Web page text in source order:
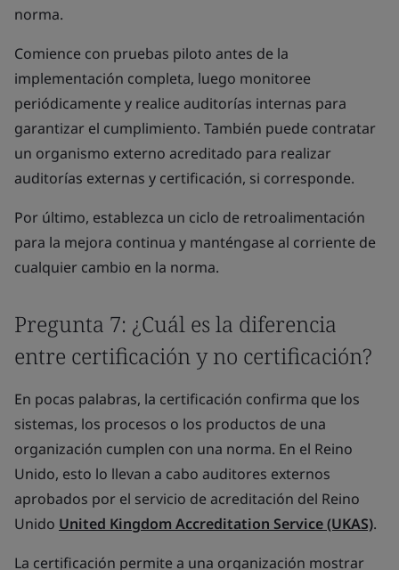
norma.
Comience con pruebas piloto antes de la
implementación completa, luego monitoree
periódicamente y realice auditorías internas para
garantizar el cumplimiento. También puede contratar
un organismo externo acreditado para realizar
auditorías externas y certificación, si corresponde.
Por último, establezca un ciclo de retroalimentación
para la mejora continua y manténgase al corriente de
cualquier cambio en la norma.
Pregunta 7: ¿Cuál es la diferencia
entre certificación y no certificación?
En pocas palabras, la certificación confirma que los
sistemas, los procesos o los productos de una
organización cumplen con una norma. En el Reino
Unido, esto lo llevan a cabo auditores externos
aprobados por el servicio de acreditación del Reino
Unido United Kingdom Accreditation Service (UKAS).
La certificación permite a una organización mostrar